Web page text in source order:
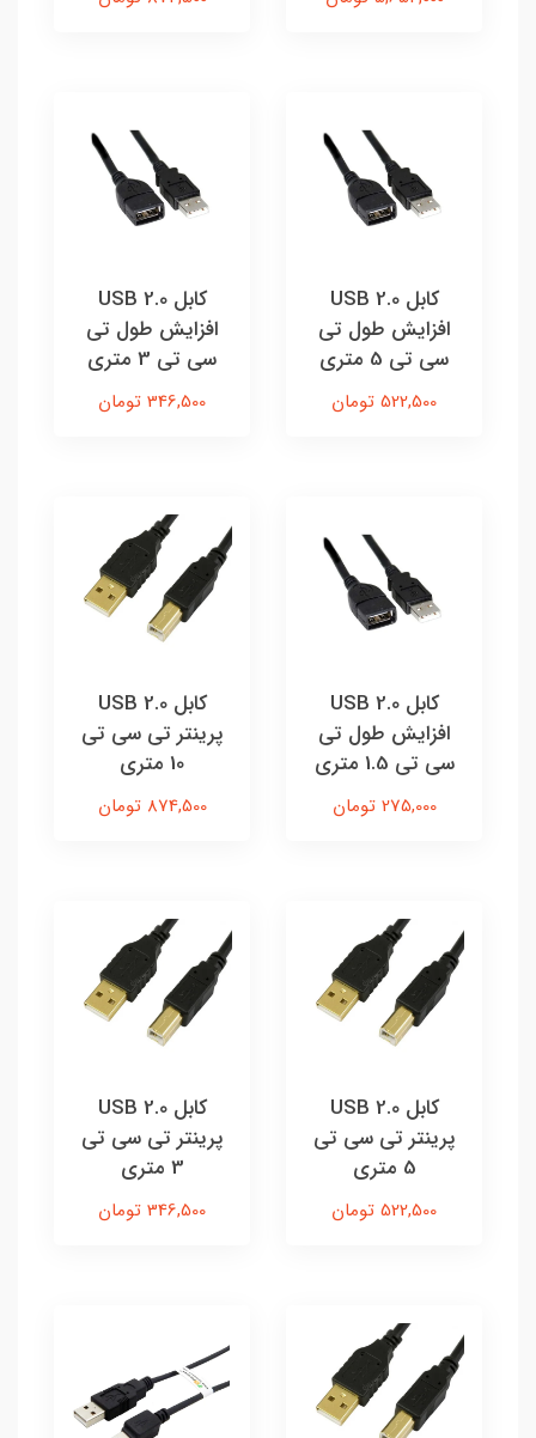
کابل USB 2.0
افزایش طول تی
سی تی 5 متری
522,500 تومان
کابل USB 2.0
افزایش طول تی
سی تی 3 متری
346,500 تومان
کابل USB 2.0
افزایش طول تی
سی تی 1.5 متری
275,000 تومان
کابل USB 2.0
پرینتر تی سی تی
10 متری
874,500 تومان
کابل USB 2.0
پرینتر تی سی تی
5 متری
522,500 تومان
کابل USB 2.0
پرینتر تی سی تی
3 متری
346,500 تومان